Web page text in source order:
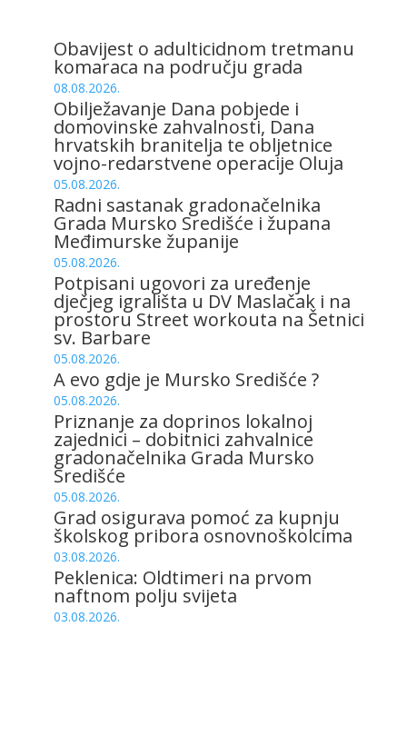
Obavijest o adulticidnom tretmanu
komaraca na području grada
08.08.2026.
Obilježavanje Dana pobjede i
domovinske zahvalnosti, Dana
hrvatskih branitelja te obljetnice
vojno-redarstvene operacije Oluja
05.08.2026.
Radni sastanak gradonačelnika
Grada Mursko Središće i župana
Međimurske županije
05.08.2026.
Potpisani ugovori za uređenje
dječjeg igrališta u DV Maslačak i na
prostoru Street workouta na Šetnici
sv. Barbare
05.08.2026.
A evo gdje je Mursko Središće ?
05.08.2026.
Priznanje za doprinos lokalnoj
zajednici – dobitnici zahvalnice
gradonačelnika Grada Mursko
Središće
05.08.2026.
Grad osigurava pomoć za kupnju
školskog pribora osnovnoškolcima
03.08.2026.
Peklenica: Oldtimeri na prvom
naftnom polju svijeta
03.08.2026.